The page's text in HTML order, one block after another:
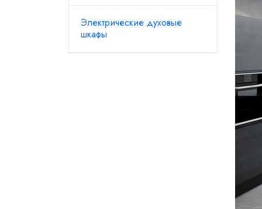
Электрические духовые
шкафы